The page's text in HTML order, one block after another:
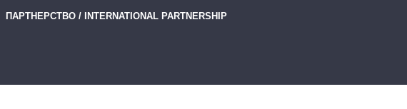
ПАРТНЕРСТВО / INTERNATIONAL PARTNERSHIP